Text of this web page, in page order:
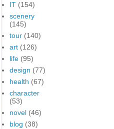
IT (154)
scenery
(145)
tour (140)
art (126)
life (95)
design (77)
health (67)
character
(53)
novel (46)
blog (38)